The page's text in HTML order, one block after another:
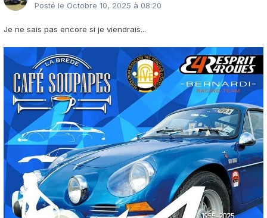
Posté le Octobre 10, 2025 à 08:20
Je ne sais pas encore si je viendrais...